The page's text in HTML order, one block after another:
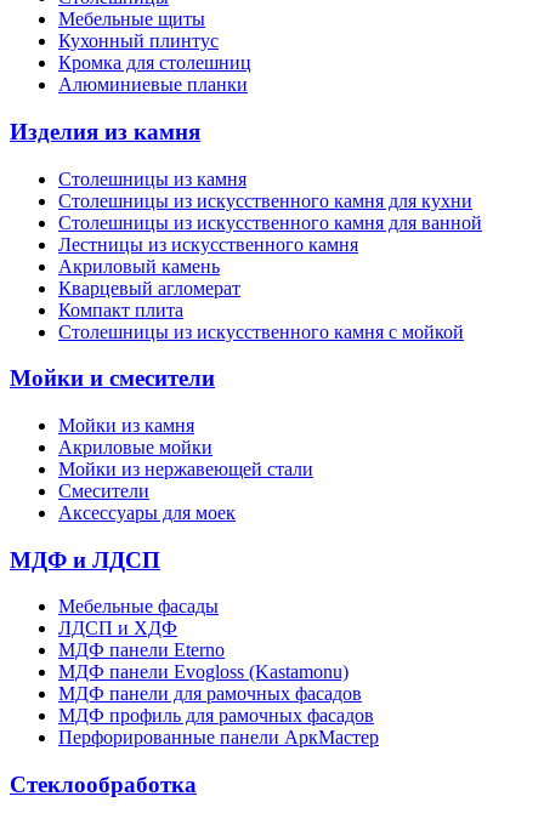
Мебельные щиты
Кухонный плинтус
Кромка для столешниц
Алюминиевые планки
Изделия из камня
Столешницы из камня
Cтолешницы из искусственного камня для кухни
Cтолешницы из искусственного камня для ванной
Лестницы из искусственного камня
Акриловый камень
Кварцевый агломерат
Компакт плита
Столешницы из искусственного камня с мойкой
Мойки и смесители
Мойки из камня
Акриловые мойки
Мойки из нержавеющей стали
Смесители
Аксессуары для моек
МДФ и ЛДСП
Мебельные фасады
ЛДСП и ХДФ
МДФ панели Eterno
МДФ панели Evogloss (Kastamonu)
МДФ панели для рамочных фасадов
МДФ профиль для рамочных фасадов
Перфорированные панели АркМастер
Стеклообработка